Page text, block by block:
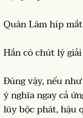
Quân Lâm híp
Hắn có chút lý
Đúng vậy, nếu
ý nghĩa ngay cả
lũy bộc phát, hậu